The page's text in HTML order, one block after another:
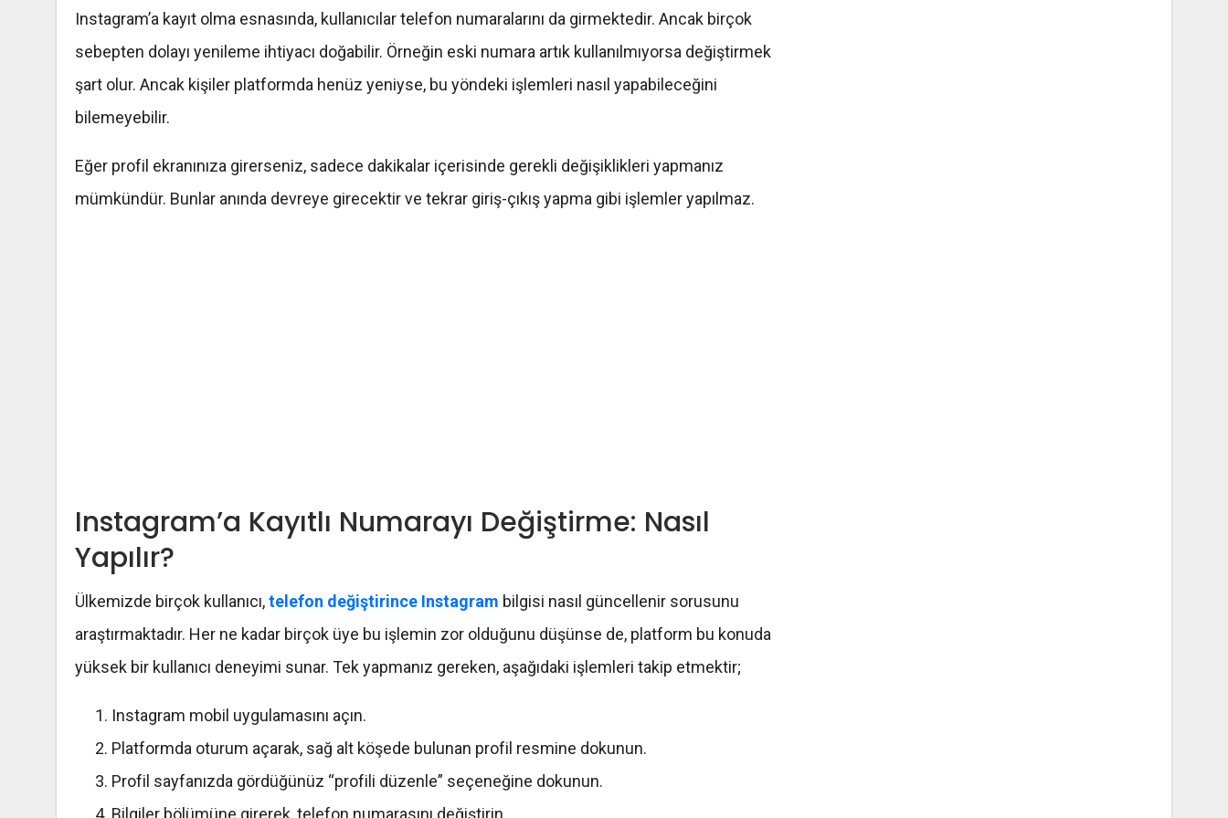
Instagram’a kayıt olma esnasında, kullanıcılar telefon numaralarını da girmektedir. Ancak birçok
sebepten dolayı yenileme ihtiyacı doğabilir. Örneğin eski numara artık kullanılmıyorsa değiştirmek
şart olur. Ancak kişiler platformda henüz yeniyse, bu yöndeki işlemleri nasıl yapabileceğini
bilemeyebilir.
Eğer profil ekranınıza girerseniz, sadece dakikalar içerisinde gerekli değişiklikleri yapmanız
mümkündür. Bunlar anında devreye girecektir ve tekrar giriş-çıkış yapma gibi işlemler yapılmaz.
Instagram’a Kayıtlı Numarayı Değiştirme: Nasıl
Yapılır?
Ülkemizde birçok kullanıcı,telefon değiştirince Instagram bilgisi nasıl güncellenir sorusunu
araştırmaktadır. Her ne kadar birçok üye bu işlemin zor olduğunu düşünse de, platform bu konuda
yüksek bir kullanıcı deneyimi sunar. Tek yapmanız gereken, aşağıdaki işlemleri takip etmektir;
Instagram mobil uygulamasını açın.
Platformda oturum açarak, sağ alt köşede bulunan profil resmine dokunun.
Profil sayfanızda gördüğünüz “profili düzenle” seçeneğine dokunun.
Bilgiler bölümüne girerek, telefon numarasını değiştirin.